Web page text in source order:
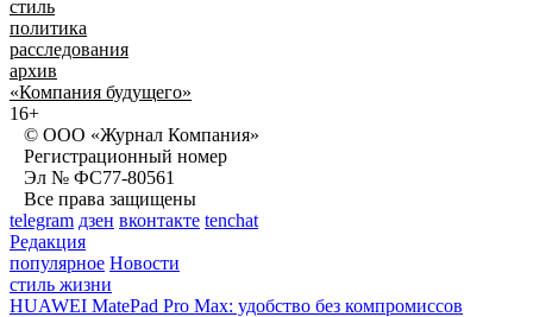
стиль
политика
расследования
архив
«Компания будущего»
16+
© ООО «Журнал Компания»
Регистрационный номер
Эл № ФС77-80561
Все права защищены
telegram дзен вконтакте tenchat
Редакция
популярное Новости
стиль жизни
HUAWEI MatePad Pro Max: удобство без компромиссов